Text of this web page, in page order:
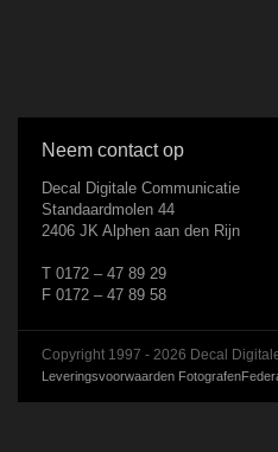
Neem contact op
Decal Digitale Communicatie
Standaardmolen 44
2406 JK Alphen aan den Rijn
T 0172 – 47 89 29
F 0172 – 47 89 58
Copyright 1997 - 2026 Decal
Leveringsvoorwaarden